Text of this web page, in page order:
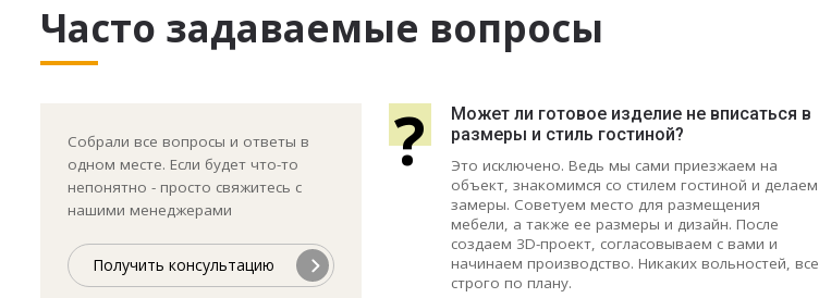
Часто задаваемые вопросы
Собрали все вопросы и ответы в
одном месте. Если будет что-то
непонятно - просто свяжитесь с
нашими менеджерами
Получить консультацию
?
Может ли готовое изделие не вписаться в
размеры и стиль гостиной?
Это исключено. Ведь мы сами приезжаем на
объект, знакомимся со стилем гостиной и делаем
замеры. Советуем место для размещения
мебели, а также ее размеры и дизайн. После
создаем 3D-проект, согласовываем с вами и
начинаем производство. Никаких вольностей, все
строго по плану.